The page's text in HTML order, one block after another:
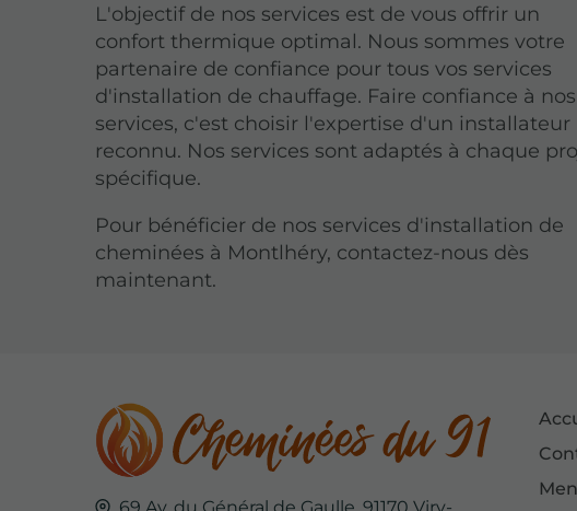
L'objectif de nos services est de vous offrir un
confort thermique optimal. Nous sommes votre
partenaire de confiance pour tous vos services
d'installation de chauffage. Faire confiance à nos
services, c'est choisir l'expertise d'un installateur
reconnu. Nos services sont adaptés à chaque
spécifique.
Pour bénéficier de nos services d'installation de
cheminées à Montlhéry, contactez-nous dès
maintenant.
69 Av. du Général de Gaulle, 91170 Viry-